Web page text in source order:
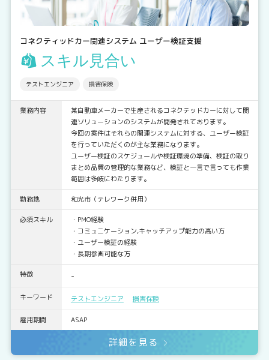
コネクティッドカー関連システム ユーザー検証支援
スキル見合い
テストエンジニア 損害保険
業務内容
某自動車メーカーで生産されるコネクテッドカーに対して関
連ソリューションのシステムが開発されております。
今回の案件はそれらの関連システムに対する、ユーザー検証
を行っていただくのが主な業務になります。
ユーザー検証のスケジュールや検証環境の準備、検証の取り
まとめ品質の管理的な業務など、検証と一言で言っても作業
範囲は多岐にわたります。
勤務地 和光市（テレワーク併用）
必須スキル
・PMO経験
・コミュニケーション,キャッチアップ能力の高い方
・ユーザー検証の経験
・長期参画可能な方
特徴 -
キーワード テストエンジニア 損害保険
雇用期間 ASAP
詳細を見る